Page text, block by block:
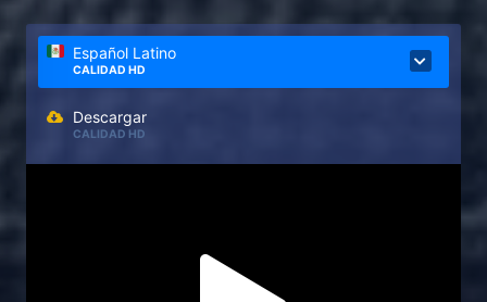
Español Latino
CALIDAD HD
Descargar
CALIDAD HD